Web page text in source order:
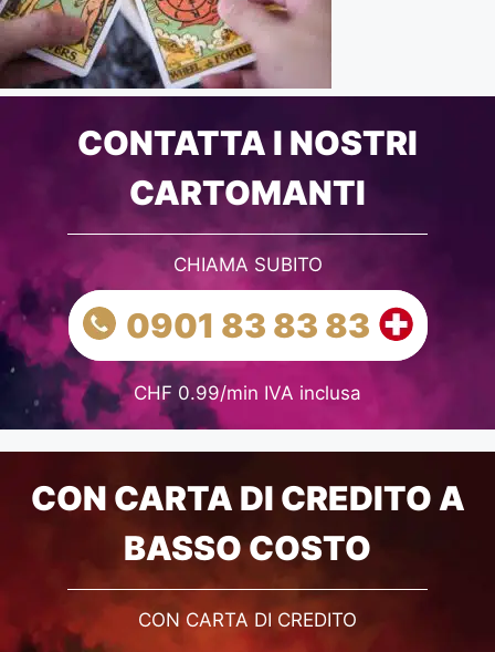
CONTATTA I NOSTRI
CARTOMANTI
CHIAMA SUBITO
0901 83 83 83
CHF 0.99/min IVA inclusa
CON CARTA DI CREDITO A
BASSO COSTO
CON CARTA DI CREDITO